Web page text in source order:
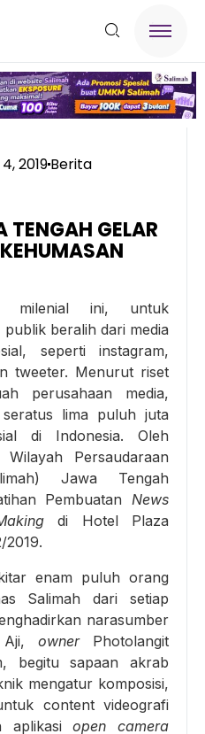
2019Berita
GELAR
milenial ini, untuk
beralih dari media
seperti instagram,
tweeter. Menurut riset
perusahaan media,
lima puluh juta
di Indonesia. Oleh
Persaudaraan
Jawa Tengah
Pembuatan News
di Hotel Plaza
2019.
enam puluh orang
Salimah dari setiap
narasumber
Aji,ownerPhotolangit
begitu sapaan akrab
mengatur komposisi,
content videografi
aplikasiopen camera